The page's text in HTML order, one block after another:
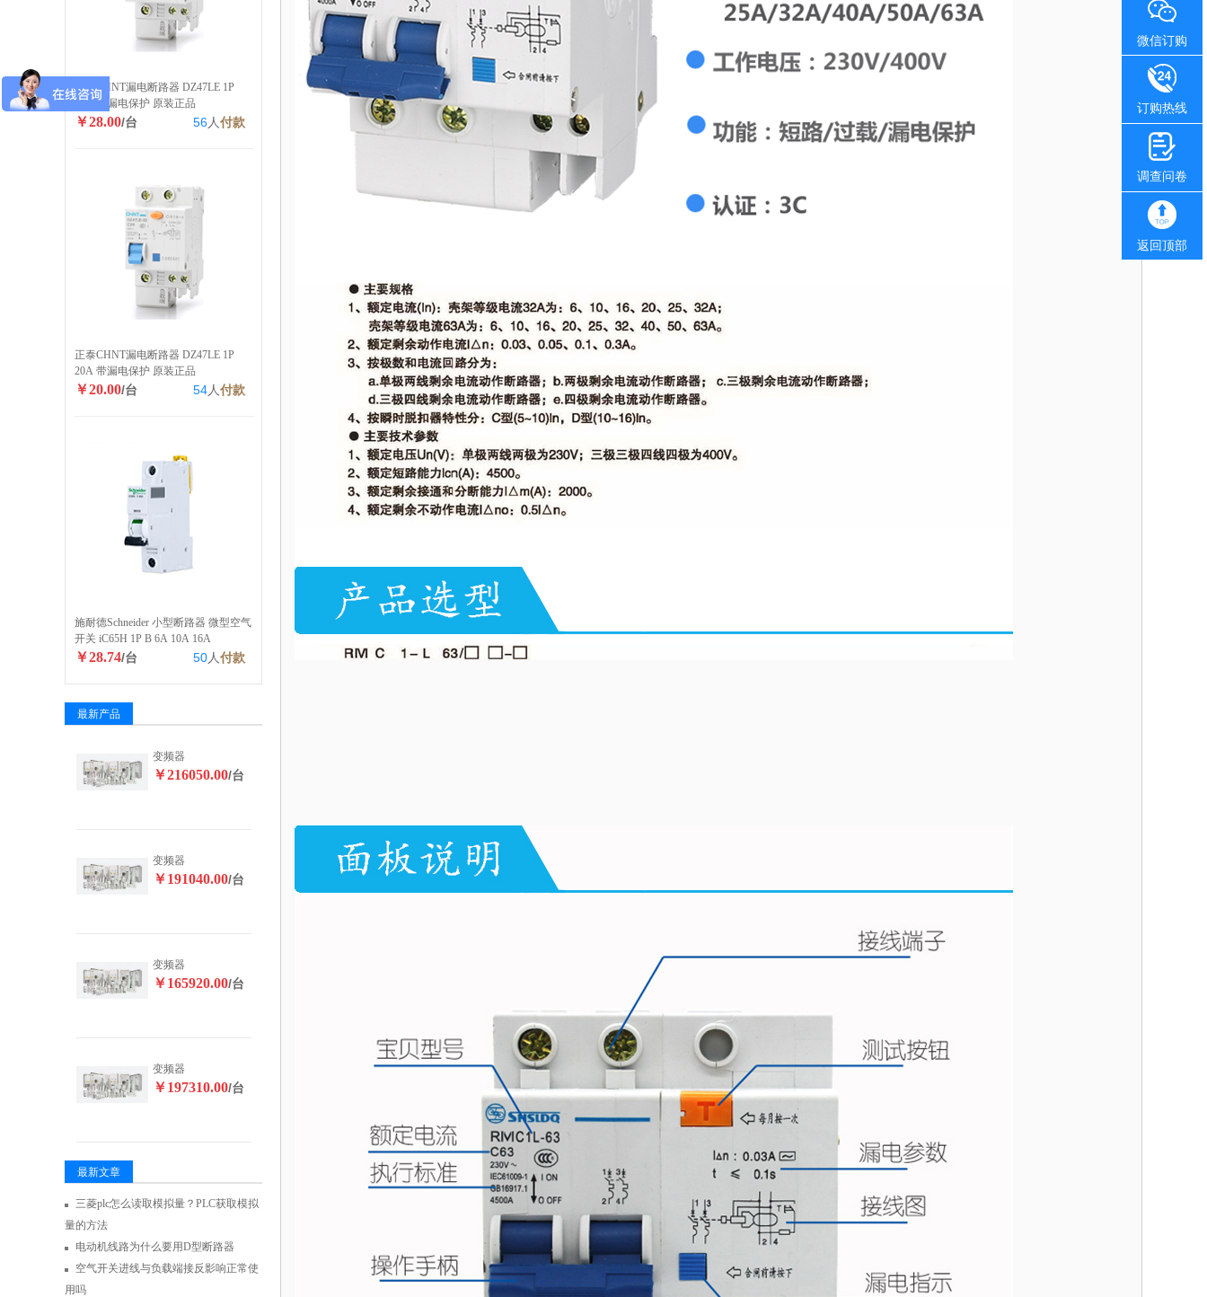
正泰CHNT漏电断路器 DZ47LE 1P
40A 带漏电保护 原装正品
￥28.00/台 56人付款
正泰CHNT漏电断路器 DZ47LE 1P
20A 带漏电保护 原装正品
￥20.00/台 54人付款
施耐德Schneider 小型断路器 微型空气
开关 iC65H 1P B 6A 10A 16A
￥28.74/台 50人付款
最新产品
变频器
￥216050.00/台
变频器
￥191040.00/台
变频器
￥165920.00/台
变频器
￥197310.00/台
最新文章
三菱plc怎么读取模拟量？PLC获取模拟
量的方法
电动机线路为什么要用D型断路器
空气开关进线与负载端接反影响正常使
用吗
微信订购
订购热线
调查问卷
返回顶部